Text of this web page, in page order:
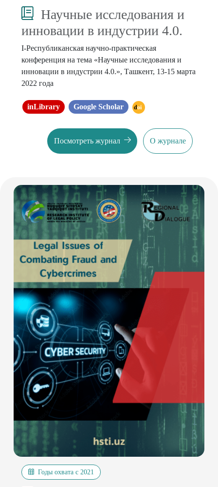
Научные исследования и
инновации в индустрии 4.0.
I-Республиканская научно-практическая
конференция на тема «Научные исследования и
инновации в индустрии 4.0.», Ташкент, 13-15 марта
2022 года
inLibrary Google Scholar doi
Посмотреть журнал О журнале
Годы охвата с 2021